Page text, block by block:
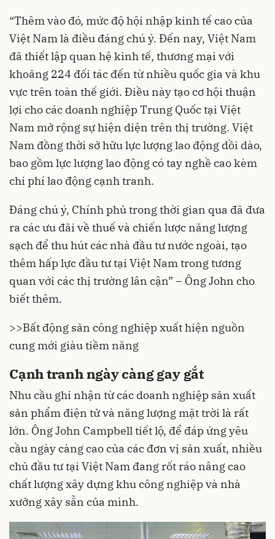
“Thêm vào đó, mức độ hội nhập kinh tế cao của
Việt Nam là điều đáng chú ý. Đến nay, Việt Nam
đã thiết lập quan hệ kinh tế, thương mại với
khoảng 224 đối tác đến từ nhiều quốc gia và khu
vực trên toàn thế giới. Điều này tạo cơ hội thuận
lợi cho các doanh nghiệp Trung Quốc tại Việt
Nam mở rộng sự hiện diện trên thị trường. Việt
Nam đồng thời sở hữu lực lượng lao động dồi dào,
bao gồm lực lượng lao động có tay nghề cao kèm
chi phí lao động cạnh tranh.
Đáng chú ý, Chính phủ trong thời gian qua đã đưa
ra các ưu đãi về thuế và chiến lược năng lượng
sạch để thu hút các nhà đầu tư nước ngoài, tạo
thêm hấp lực đầu tư tại Việt Nam trong tương
quan với các thị trường lân cận” – Ông John cho
biết thêm.
>>Bất động sản công nghiệp xuất hiện nguồn
cung mới giàu tiềm năng
Cạnh tranh ngày càng gay gắt
Nhu cầu ghi nhận từ các doanh nghiệp sản xuất
sản phẩm điện tử và năng lượng mặt trời là rất
lớn. Ông John Campbell tiết lộ, để đáp ứng yêu
cầu ngày càng cao của các đơn vị sản xuất, nhiều
chủ đầu tư tại Việt Nam đang rốt ráo nâng cao
chất lượng xây dựng khu công nghiệp và nhà
xưởng xây sẵn của mình.